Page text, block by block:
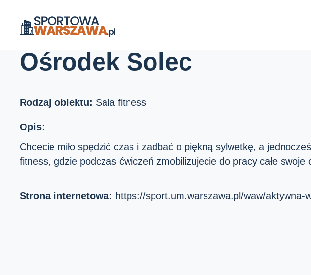
Strona główna Ośrodki sportu
Ośrodek Solec
Rodzaj obiektu: Sala fitness
Opis:
Chcecie miło spędzić czas i zadbać o piękną sylwetkę, a
fitness, gdzie podczas ćwiczeń zmobilizujecie do pracy całe swoje
Strona internetowa: https://sport.um.warszawa.pl/waw/